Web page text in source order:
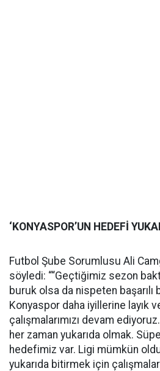
‘KONYASPOR’UN HEDEFİ
Futbol Şube Sorumlusu Ali
söyledi: ““Geçtiğimiz sezon
buruk olsa da nispeten
Konyaspor daha iyillerine layık
çalışmalarımızı devam
her zaman yukarıda olmak.
hedefimiz var. Ligi mümkün
yukarıda bitirmek için